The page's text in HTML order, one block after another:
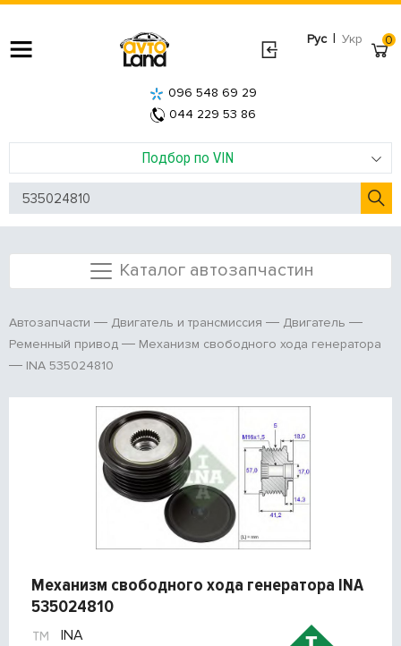
Рус | Укр
Подбор по VIN
096 548 69 29
044 229 53 86
0
Каталог автозапчастин
Автозапчасти Двигатель и трансмиссия
Двигатель
Ременный привод
Механизм свободного хода генератора
INA 535024810
Механизм свободного хода генератора INA
535024810
INA